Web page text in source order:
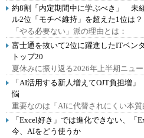
約8割「内定期間中に学ぶべき」 未
ル2位「モチベ維持」を超えた1位は？
「やる必要ない」派の理由とは：
富士通を抜いて2位に躍進したITベ
トップ20
夏休みに振り返る2026年上半期ニュー
「AI活用する新人増えてOJT負担増
悩
重要なのは「AIに代替されにくい本質
「Excel好き」では進化できない、「
今、AIをどう使うか